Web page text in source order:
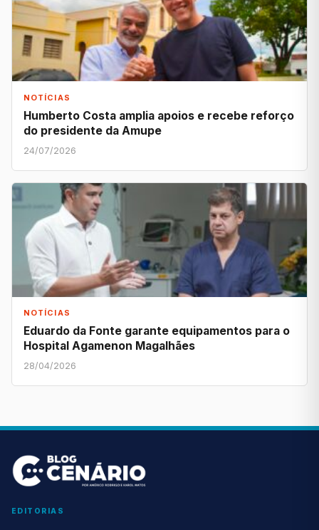
NOTÍCIAS
Humberto Costa amplia apoios e recebe reforço
do presidente da Amupe
24/07/2026
NOTÍCIAS
Eduardo da Fonte garante equipamentos para o
Hospital Agamenon Magalhães
28/04/2026
EDITORIAS